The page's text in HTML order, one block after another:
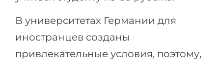
В университетах Германии для
иностранцев созданы
привлекательные условия, поэтому,